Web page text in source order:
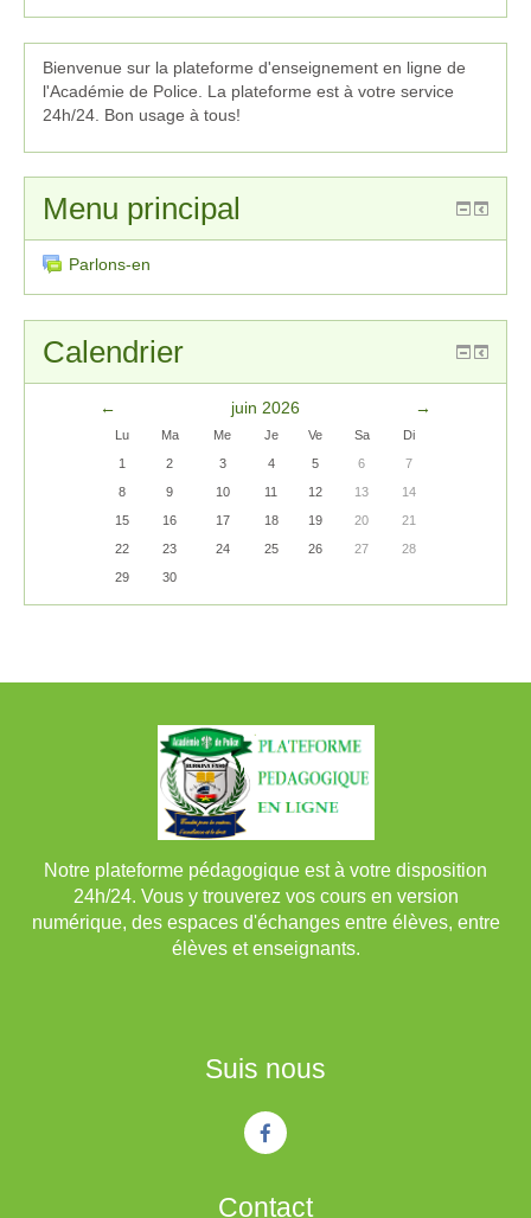
Bienvenue sur la plateforme d'enseignement en ligne de
l'Académie de Police. La plateforme est à votre service
24h/24. Bon usage à tous!
Menu principal
Parlons-en
Calendrier
← juin 2026 →
Lu Ma Me Je Ve Sa
Di
1
2 3 4 5 6
7
8
9 10 11 12 13
14
15
16 17 18 19 20
21
22
23 24 25 26 27
28
29
30
Notre plateforme pédagogique est à votre disposition
24h/24. Vous y trouverez vos cours en version
numérique, des espaces d'échanges entre élèves, entre
élèves et enseignants.
Suis nous
Contact